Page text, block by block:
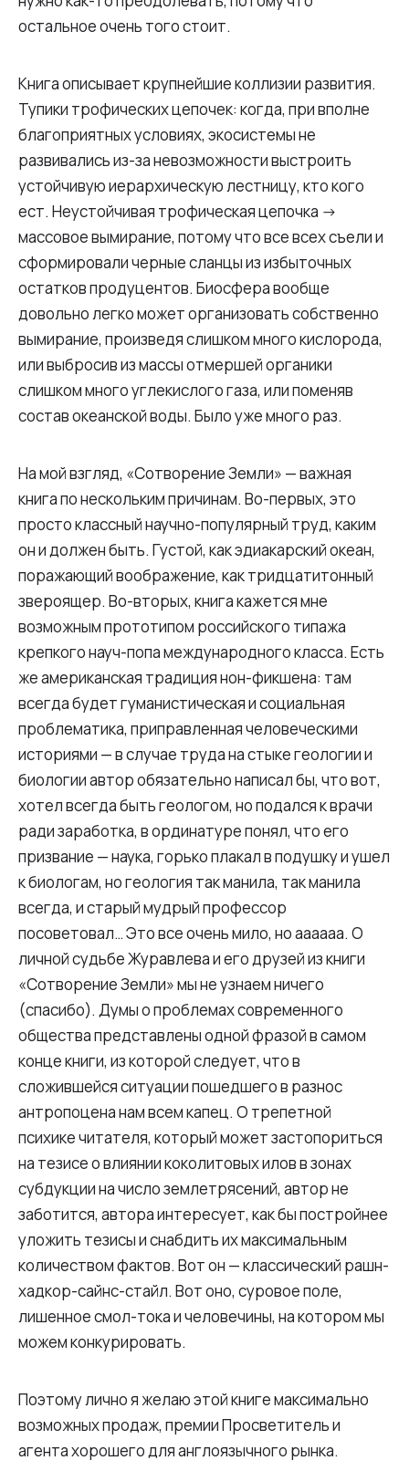
остальное очень того стоит.
Книга описывает крупнейшие коллизии развития.
Тупики трофических цепочек: когда, при вполне
благоприятных условиях, экосистемы не
развивались из-за невозможности выстроить
устойчивую иерархическую лестницу, кто кого
ест. Неустойчивая трофическая цепочка ->
массовое вымирание, потому что все всех съели и
сформировали черные сланцы из избыточных
остатков продуцентов. Биосфера вообще
довольно легко может организовать собственно
вымирание, произведя слишком много кислорода,
или выбросив из массы отмершей органики
слишком много углекислого газа, или поменяв
состав океанской воды. Было уже много раз.
На мой взгляд, «Сотворение Земли» — важная
книга по нескольким причинам. Во-первых, это
просто классный научно-популярный труд, каким
он и должен быть. Густой, как эдиакарский океан,
поражающий воображение, как тридцатитонный
звероящер. Во-вторых, книга кажется мне
возможным прототипом российского типажа
крепкого науч-попа международного класса. Есть
же американская традиция нон-фикшена: там
всегда будет гуманистическая и социальная
проблематика, приправленная человеческими
историями — в случае труда на стыке геологии и
биологии автор обязательно написал бы, что вот,
хотел всегда быть геологом, но подался к врачи
ради заработка, в ординатуре понял, что его
призвание — наука, горько плакал в подушку и ушел
к биологам, но геология так манила, так манила
всегда, и старый мудрый профессор
посоветовал… Это все очень мило, но аааааа. О
личной судьбе Журавлева и его друзей из книги
«Сотворение Земли» мы не узнаем ничего
(спасибо). Думы о проблемах современного
общества представлены одной фразой в самом
конце книги, из которой следует, что в
сложившейся ситуации пошедшего в разнос
антропоцена нам всем капец. О трепетной
психике читателя, который может застопориться
на тезисе о влиянии коколитовых илов в зонах
субдукции на число землетрясений, автор не
заботится, автора интересует, как бы постройнее
уложить тезисы и снабдить их максимальным
количеством фактов. Вот он — классический рашн-
хадкор-сайнс-стайл. Вот оно, суровое поле,
лишенное смол-тока и человечины, на котором мы
можем конкурировать.
Поэтому лично я желаю этой книге максимально
возможных продаж, премии Просветитель и
агента хорошего для англоязычного рынка.